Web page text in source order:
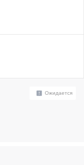
Ожидается